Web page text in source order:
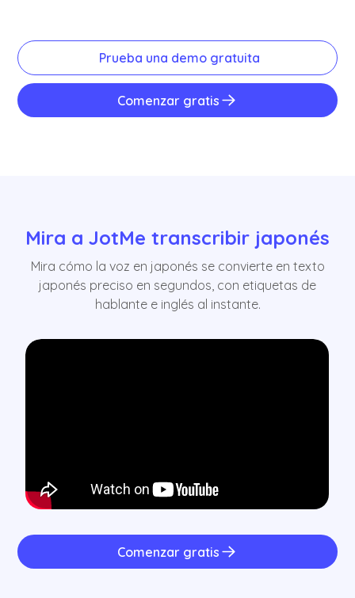
Prueba una demo gratuita
Comenzar gratis
Mira a JotMe transcribir japonés
Mira cómo la voz en japonés se convierte en texto
japonés preciso en segundos, con etiquetas de
hablante e inglés al instante.
Comenzar gratis